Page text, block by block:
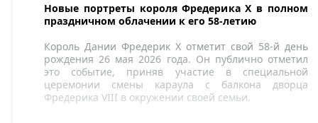
Новые портреты короля Фредерика X в полном
праздничном облачении к его 58-летию
Король Дании Фредерик X отметит свой 58-й день
рождения 26 мая 2026 года. Он публично отметил
это событие, приняв участие в специальной
церемонии смены караула с балкона дворца
Фредерика VIII в окружении своей семьи.